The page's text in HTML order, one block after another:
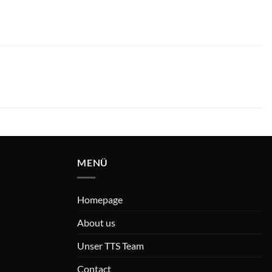
MENÜ
Homepage
About us
Unser TTS Team
Contact